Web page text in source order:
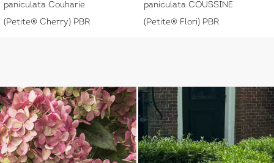
paniculata Couharie
(Petite® Cherry) PBR
paniculata COUSSINE
(Petite® Flori) PBR